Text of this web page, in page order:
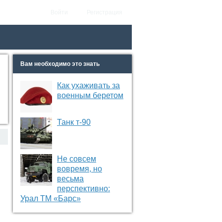
Вам необходимо это знать
Как ухаживать за
военным беретом
Танк т-90
Не совсем
вовремя, но
весьма
перспективно:
Урал ТМ «Барс»